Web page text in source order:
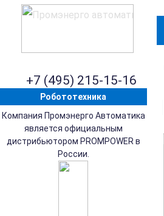
+7 (495) 215-15-16
Робототехника
Компания Промэнерго Автоматика
является официальным
дистрибьютором PROMPOWER в
России.